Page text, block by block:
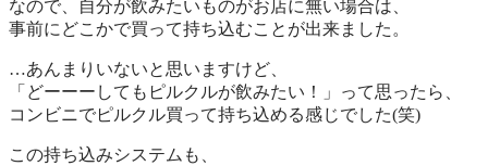
なので、自分が飲みたいものがお店に無い場合は、
事前にどこかで買って持ち込むことが出来ました。
…あんまりいないと思いますけど、
「どーーーしてもピルクルが飲みたい！」って思ったら、
コンビニでピルクル買って持ち込める感じでした(笑)
この持ち込みシステムも、